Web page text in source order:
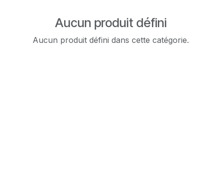
Aucun produit défini
Aucun produit défini dans cette catégorie.